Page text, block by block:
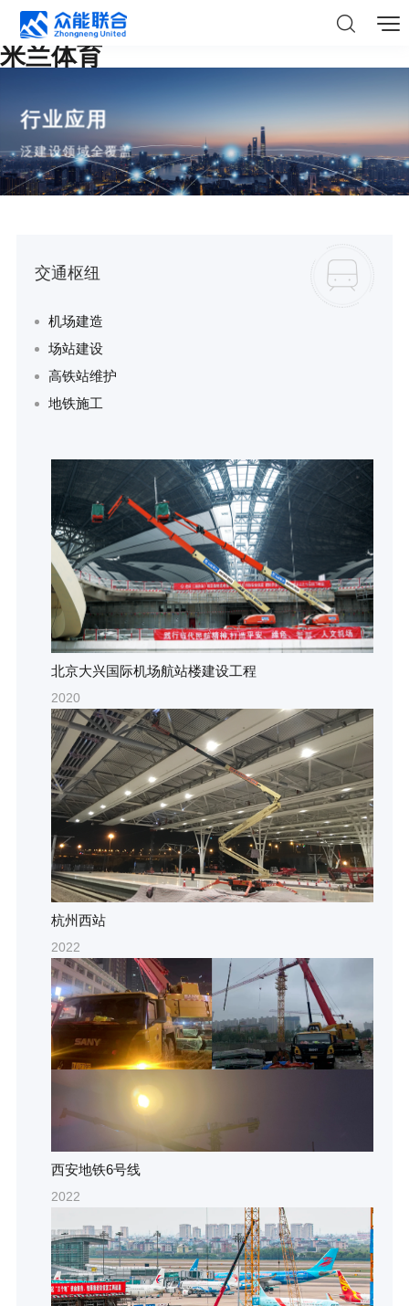
米兰体育
行业应用
泛建设领域全覆盖
交通枢纽
机场建造
场站建设
高铁站维护
地铁施工
北京大兴国际机场航站楼建设工程
2020
杭州西站
2022
西安地铁6号线
2022